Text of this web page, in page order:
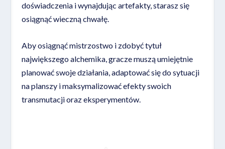
doświadczenia i wynajdując artefakty, starasz się
osiągnąć wieczną chwałę.
Aby osiągnąć mistrzostwo i zdobyć tytuł
największego alchemika, gracze muszą umiejętnie
planować swoje działania, adaptować się do sytuacji
na planszy i maksymalizować efekty swoich
transmutacji oraz eksperymentów.